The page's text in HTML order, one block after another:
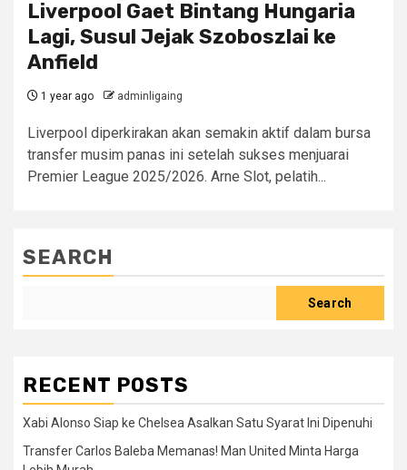
Liverpool Gaet Bintang Hungaria
Lagi, Susul Jejak Szoboszlai ke
Anfield
1 year ago adminligaing
Liverpool diperkirakan akan semakin aktif dalam bursa
transfer musim panas ini setelah sukses menjuarai
Premier League 2025/2026. Arne Slot, pelatih...
SEARCH
Search
RECENT POSTS
Xabi Alonso Siap ke Chelsea Asalkan Satu Syarat Ini Dipenuhi
Transfer Carlos Baleba Memanas! Man United Minta Harga